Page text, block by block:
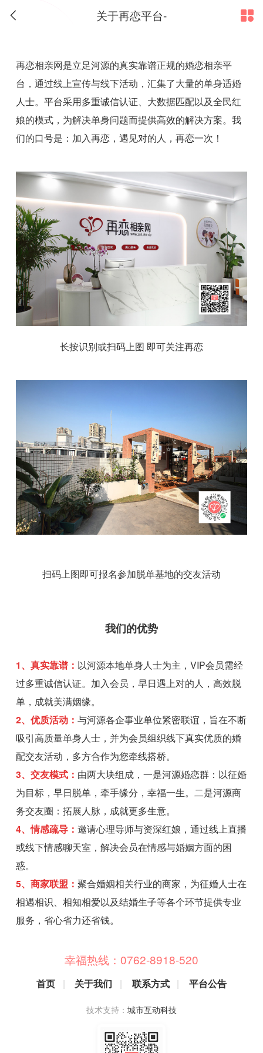
 关于再恋平台-
再恋相亲网是立足河源的真实靠谱正规的婚恋相亲平
台，通过线上宣传与线下活动，汇集了大量的单身适婚
人士。平台采用多重诚信认证、大数据匹配以及全民红
娘的模式，为解决单身问题而提供高效的解决方案。我
们的口号是：加入再恋，遇见对的人， 再恋一次！
长按识别或扫码上图 即可关注再恋
扫码上图即可报名参加脱单基地的交友活动
我们的优势
1、真实靠谱： 以河源本地单身人士为主，VIP会员需经
过多重诚信认证。加入会员，早日遇上对的人，高效脱
单，成就美满姻缘。
2、优质活动： 与河源各企事业单位紧密联谊，旨在不断
吸引高质量单身人士，并为会员组织线下真实优质的婚
配交友活动，多方合作为您牵线搭桥。
3、交友模式： 由两大块组成，一是河源婚恋群：以征婚
为目标，早日脱单，牵手缘分，幸福一生。二是河源商
务交友圈：拓展人脉，成就更多生意。
4、情感疏导： 邀请心理导师与资深红娘，通过线上直播
或线下情感聊天室，解决会员在情感与婚姻方面的困
惑。
5、商家联盟： 聚合婚姻相关行业的商家，为征婚人士在
相遇相识、相知相爱以及结婚生子等各个环节提供专业
服务，省心省力还省钱。

幸福热线： 0762-8918-520
首页 | 关于我们 | 联系方式 | 平台公告
技术支持： 城市互动科技